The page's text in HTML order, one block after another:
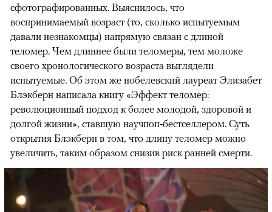
сфотографированных. Выяснилось, что
воспринимаемый возраст (то, сколько испытуемым
давали незнакомцы) напрямую связан с длиной
теломер. Чем длиннее были теломеры, тем моложе
своего хронологического возраста выглядели
испытуемые. Об этом же нобелевский лауреат Элизабет
Блэкберн написала книгу «Эффект теломер:
революционный подход к более молодой, здоровой и
долгой жизни», ставшую научпоп-бестселлером. Суть
открытия Блэкберн в том, что длину теломер можно
увеличить, таким образом снизив риск ранней смерти.